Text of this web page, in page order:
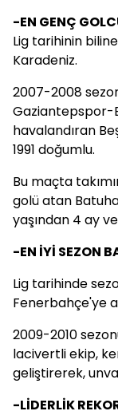
-EN GENÇ
Lig tarihinin
Karadeniz.
2007-2008
Gaziantepspor-
havalandıran
1991 doğumlu.
Bu maçta
golü atan
yaşından 4 ay ve
-EN İYİ SEZON
Lig tarihinde
Fenerbahçe'ye
2009-2010
lacivertli ekip,
geliştirerek,
-LİDERLİK